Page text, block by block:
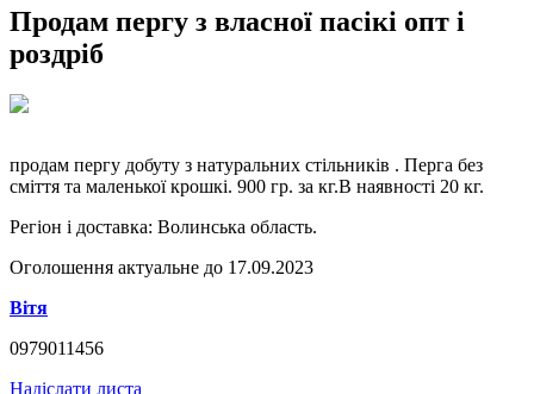
Продам пергу з власної пасікі опт і
роздріб
продам пергу добуту з натуральних стільників . Перга без
сміття та маленької крошкі. 900 гр. за кг.В наявності 20 кг.
Регіон і доставка: Волинська область.
Оголошення актуальне до 17.09.2023
Вітя
0979011456
Надіслати листа